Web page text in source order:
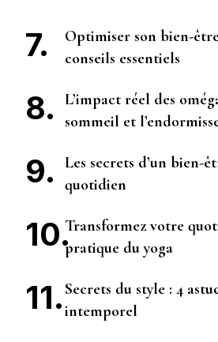
Optimiser son bien-
conseils essentiels
L’impact réel des
sommeil et
Les secrets d’un bien-
quotidien
Transformez votre
pratique du yoga
Secrets du style : 4
intemporel